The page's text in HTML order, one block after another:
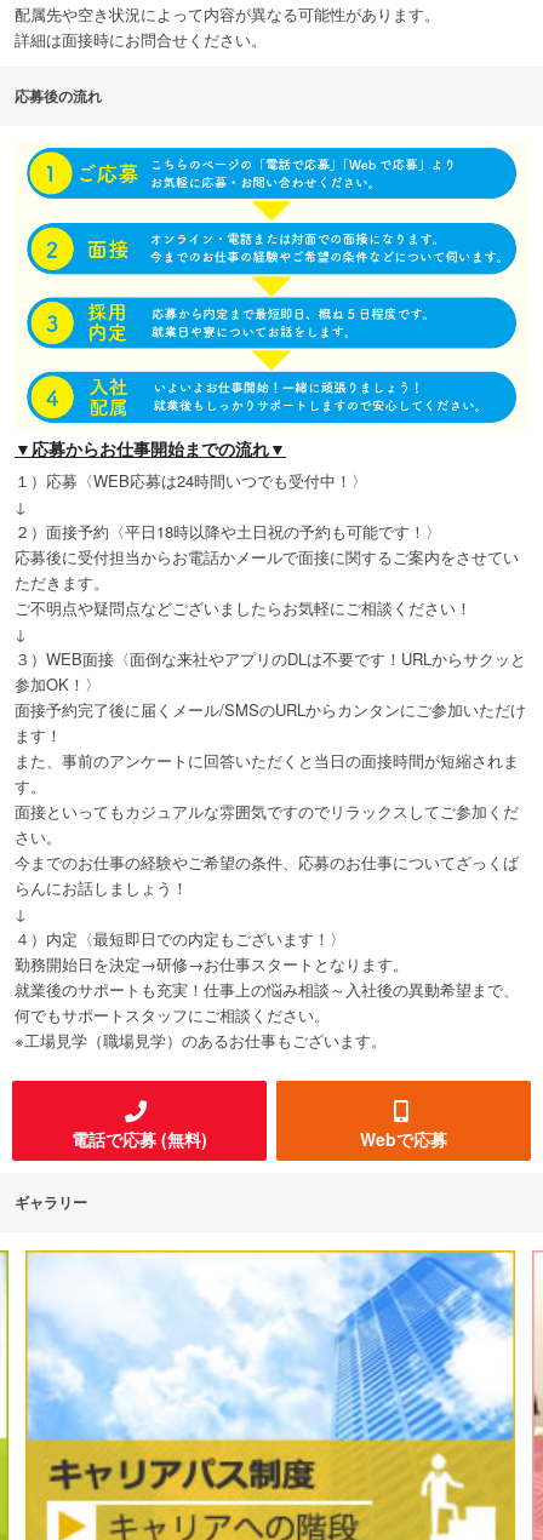
配属先や空き状況によって内容が異なる可能性があります。
詳細は面接時にお問合せください。
応募後の流れ
▼応募からお仕事開始までの流れ▼
１）応募〈WEB応募は24時間いつでも受付中！〉
↓
２）面接予約〈平日18時以降や土日祝の予約も可能です！〉
応募後に受付担当からお電話かメールで面接に関するご案内をさせてい
ただきます。
ご不明点や疑問点などございましたらお気軽にご相談ください！
↓
３）WEB面接〈面倒な来社やアプリのDLは不要です！URLからサクッと
参加OK！〉
面接予約完了後に届くメール/SMSのURLからカンタンにご参加いただけ
ます！
また、事前のアンケートに回答いただくと当日の面接時間が短縮されま
す。
面接といってもカジュアルな雰囲気ですのでリラックスしてご参加くだ
さい。
今までのお仕事の経験やご希望の条件、応募のお仕事についてざっくば
らんにお話しましょう！
↓
４）内定〈最短即日での内定もございます！〉
勤務開始日を決定→研修→お仕事スタートとなります。
就業後のサポートも充実！仕事上の悩み相談～入社後の異動希望まで、
何でもサポートスタッフにご相談ください。
※工場見学（職場見学）のあるお仕事もございます。
電話で応募 (無料) Webで応募
ギャラリー